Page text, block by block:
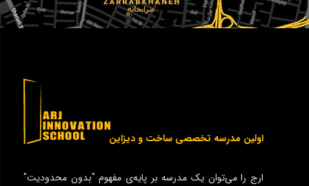
اولین مدرسه تخصصی ساخت و دیزاین
ارج را می‌توان یک مدرسه بر پایه‌ی مفهوم "بدون محدودیت"